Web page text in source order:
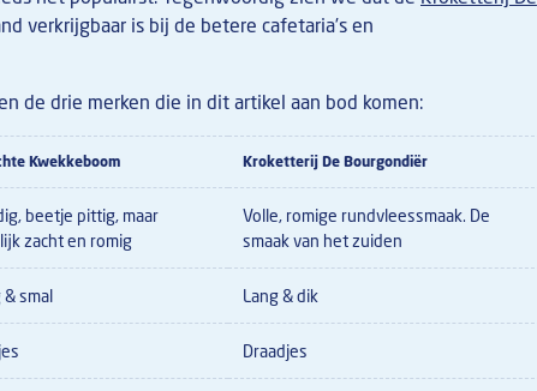
verkrijgbaar is bij de betere cafetaria’s en
de drie merken die in dit artikel aan bod komen:
Kwekkeboom Kroketterij De Bourgondiër
beetje pittig, maar
zacht en romig
Volle, romige rundvleessmaak. De
smaak van het zuiden
& smal Lang & dik
Draadjes